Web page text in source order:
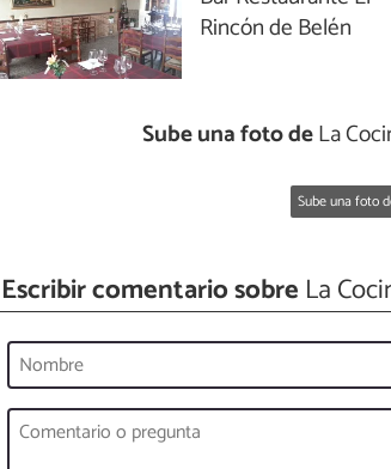
Rincón de Belén
Sube una foto deLa
Sube una foto
Escribir comentario sobre La